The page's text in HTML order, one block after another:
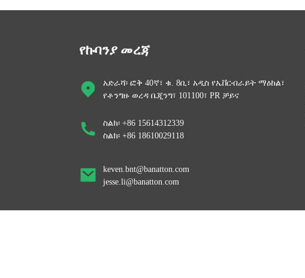
10kva Servo M...
ባናቶን ነጠላ ደረጃ ሙሉ አውቶማቲክ
500VA 1000...
Banatton SRW 500VA 1000VA
1500VA መነሻ ተንቀሳቃሽ ...
የኩባንያ መረጃ
አድራሻ፡ ፎቅ 40ኛ፣ ቁ. 8ቢ፣ አዲስ የኤቨርብራይት ማዕከል፣
የቶንግዙ ወረዳ ቤጂንግ፣ 101100፣ PR ቻይና
ስልክ፡ +86 15614312339
ስልክ፡ +86 18610029118
keven.bnt@banatton.com
jesse.li@banatton.com